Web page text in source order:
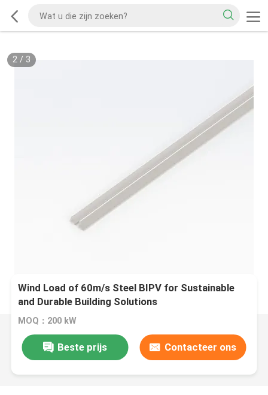
2/ 3
Wind Load of 60m/s Steel BIPV for Sustainable
and Durable Building Solutions
MOQ：200 kW
Beste prijs Contacteer ons